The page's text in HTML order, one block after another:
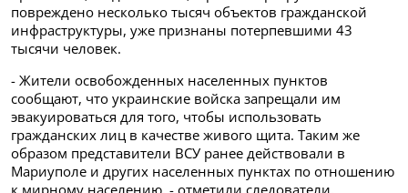
повреждено несколько тысяч объектов гражданской
инфраструктуры, уже признаны потерпевшими 43
тысячи человек.
- Жители освобожденных населенных пунктов
сообщают, что украинские войска запрещали им
эвакуироваться для того, чтобы использовать
гражданских лиц в качестве живого щита. Таким же
образом представители ВСУ ранее действовали в
Мариуполе и других населенных пунктах по отношению